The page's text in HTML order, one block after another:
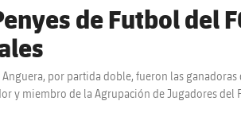
de Futbol del
por partida doble, fueron las
y miembro de la Agrupación de Jugadores del